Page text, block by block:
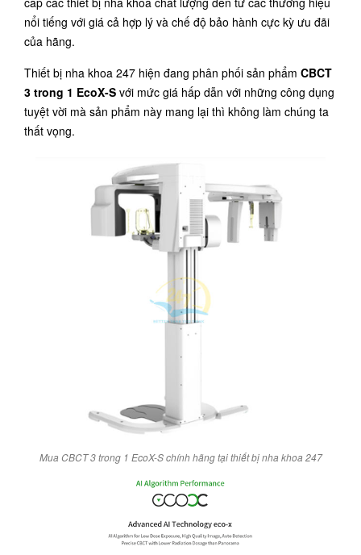
nổi tiếng với giá cả hợp lý và chế độ bảo hành cực kỳ ưu đãi
của hãng.
Thiết bị nha khoa 247 hiện đang phân phối sản phẩm CBCT
3 trong 1 EcoX-S với mức giá hấp dẫn với những công dụng
tuyệt vời mà sản phẩm này mang lại thì không làm chúng ta
thất vọng.
Mua CBCT 3 trong 1 EcoX-S chính hãng tại thiết bị nha khoa 247